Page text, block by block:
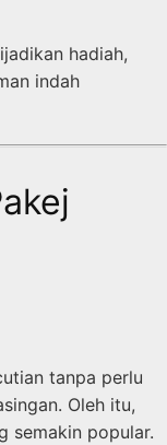
hadiah,
indah
tanpa perlu
Oleh itu,
semakin popular.